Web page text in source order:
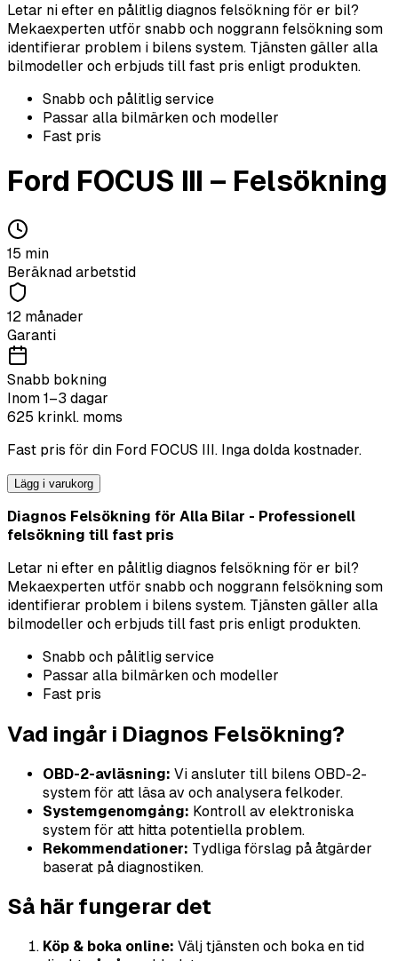
Letar ni efter en pålitlig diagnos felsökning för er bil?
Mekaexperten utför snabb och noggrann felsökning som
identifierar problem i bilens system. Tjänsten gäller alla
bilmodeller och erbjuds till fast pris enligt produkten.
Snabb och pålitlig service
Passar alla bilmärken och modeller
Fast pris
Ford FOCUS III – Felsökning
15 min
Beräknad arbetstid
12 månader
Garanti
Snabb bokning
Inom 1–3 dagar
625 krinkl. moms
Fast pris för din Ford FOCUS III. Inga dolda kostnader.
Lägg i varukorg
Diagnos Felsökning för Alla Bilar - Professionell
felsökning till fast pris
Letar ni efter en pålitlig diagnos felsökning för er bil?
Mekaexperten utför snabb och noggrann felsökning som
identifierar problem i bilens system. Tjänsten gäller alla
bilmodeller och erbjuds till fast pris enligt produkten.
Snabb och pålitlig service
Passar alla bilmärken och modeller
Fast pris
Vad ingår i Diagnos Felsökning?
OBD-2-avläsning: Vi ansluter till bilens OBD-2-
system för att läsa av och analysera felkoder.
Systemgenomgång: Kontroll av elektroniska
system för att hitta potentiella problem.
Rekommendationer: Tydliga förslag på åtgärder
baserat på diagnostiken.
Så här fungerar det
Köp & boka online: Välj tjänsten och boka en tid